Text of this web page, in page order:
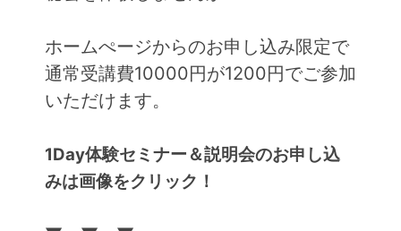
ホームぺージからのお申し込み限定で
通常受講費10000円が1200円でご参加
いただけます。
1Day体験セミナー＆説明会のお申し込
みは画像をクリック！